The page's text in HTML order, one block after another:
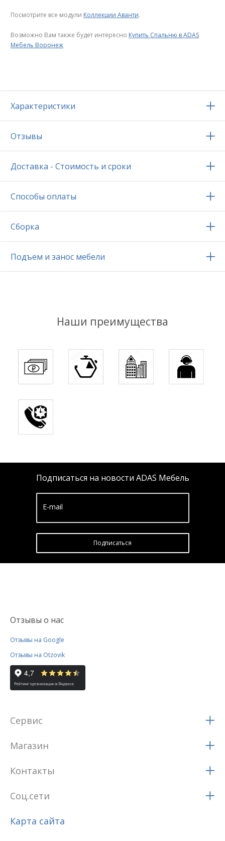
Посмотрите все модули Коллекции Аванти.
Возможно Вам также будет интересно Купить Спальню в ADAS
Мебель Воронеж
Характеристики
Отзывы
Доставка - Стоимость и сроки
Способы оплаты
Сборка
Подъем и занос мебели
Наши преимущества
Подписаться на новости ADAS Мебель
E-mail
Подписатьcя
Отзывы о нас
Отзывы на Google
Отзывы на Otzovik
Сервис
Магазин
Контакты
Соц.сети
Карта сайта